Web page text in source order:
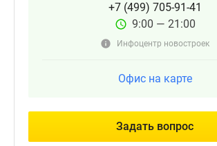
+7 (499) 705-91-41
9:00 — 21:00
Инфоцентр новостроек
Офис на карте
Задать вопрос